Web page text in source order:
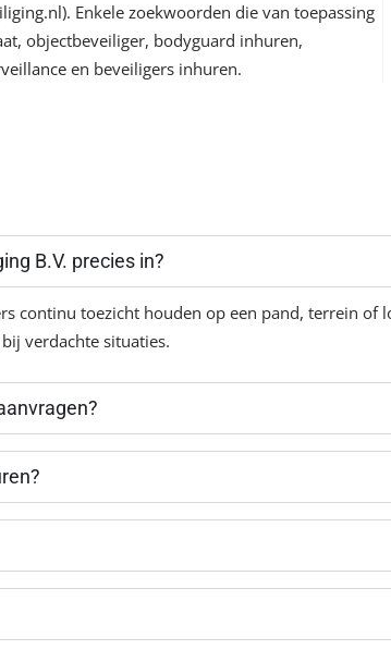
). Enkele zoekwoorden die van toepassing
objectbeveiliger, bodyguard inhuren,
en beveiligers inhuren.
B.V. precies in?
continu toezicht houden op een pand, terrein of
verdachte situaties.